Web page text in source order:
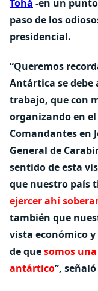
Tohá -en un punto
paso de los
presidencial.
“Queremos
Antártica se debe
trabajo, que con
organizando en
Comandantes en
General de
sentido de esta
que nuestro país
ejercer ahí
también que
vista económico
de quesomos
antártico”,